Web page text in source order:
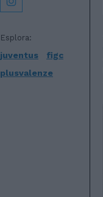
Esplora:
juventus
figc
plusvalenze